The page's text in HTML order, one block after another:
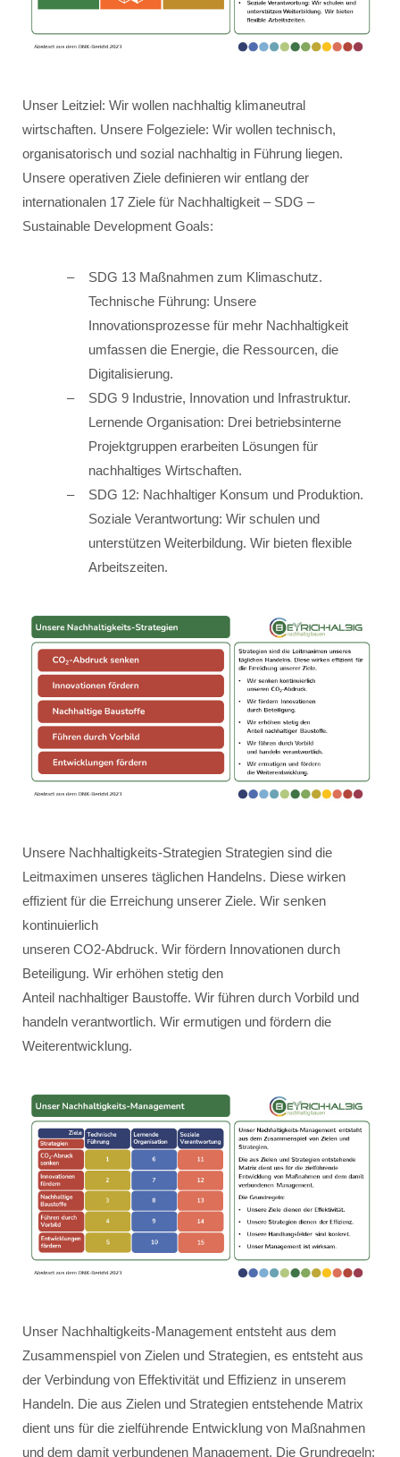
Unser Leitziel: Wir wollen nachhaltig klimaneutral
wirtschaften. Unsere Folgeziele: Wir wollen technisch,
organisatorisch und sozial nachhaltig in Führung liegen.
Unsere operativen Ziele definieren wir entlang der
internationalen 17 Ziele für Nachhaltigkeit – SDG –
Sustainable Development Goals:
SDG 13 Maßnahmen zum Klimaschutz.
Technische Führung: Unsere
Innovationsprozesse für mehr Nachhaltigkeit
umfassen die Energie, die Ressourcen, die
Digitalisierung.
SDG 9 Industrie, Innovation und Infrastruktur.
Lernende Organisation: Drei betriebsinterne
Projektgruppen erarbeiten Lösungen für
nachhaltiges Wirtschaften.
SDG 12: Nachhaltiger Konsum und Produktion.
Soziale Verantwortung: Wir schulen und
unterstützen Weiterbildung. Wir bieten flexible
Arbeitszeiten.
Unsere Nachhaltigkeits-Strategien Strategien sind die
Leitmaximen unseres täglichen Handelns. Diese wirken
effizient für die Erreichung unserer Ziele. Wir senken
kontinuierlich
unseren CO2-Abdruck. Wir fördern Innovationen durch
Beteiligung. Wir erhöhen stetig den
Anteil nachhaltiger Baustoffe. Wir führen durch Vorbild und
handeln verantwortlich. Wir ermutigen und fördern die
Weiterentwicklung.
Unser Nachhaltigkeits-Management entsteht aus dem
Zusammenspiel von Zielen und Strategien, es entsteht aus
der Verbindung von Effektivität und Effizienz in unserem
Handeln. Die aus Zielen und Strategien entstehende Matrix
dient uns für die zielführende Entwicklung von Maßnahmen
und dem damit verbundenen Management. Die Grundregeln: